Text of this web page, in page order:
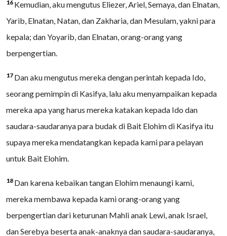
16 Kemudian, aku mengutus Eliezer, Ariel, Semaya, dan Elnatan,
Yarib, Elnatan, Natan, dan Zakharia, dan Mesulam, yakni para
kepala; dan Yoyarib, dan Elnatan, orang-orang yang
berpengertian.
17 Dan aku mengutus mereka dengan perintah kepada Ido,
seorang pemimpin di Kasifya, lalu aku menyampaikan kepada
mereka apa yang harus mereka katakan kepada Ido dan
saudara-saudaranya para budak di Bait Elohim di Kasifya itu
supaya mereka mendatangkan kepada kami para pelayan
untuk Bait Elohim.
18 Dan karena kebaikan tangan Elohim menaungi kami,
mereka membawa kepada kami orang-orang yang
berpengertian dari keturunan Mahli anak Lewi, anak Israel,
dan Serebya beserta anak-anaknya dan saudara-saudaranya,